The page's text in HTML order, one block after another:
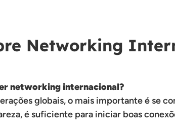
Networking
networking internacional?
globais, o mais importante é se
é suficiente para iniciar boas